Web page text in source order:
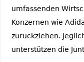
umfassenden
Konzernen wie
zurückziehen.
unterstützen die